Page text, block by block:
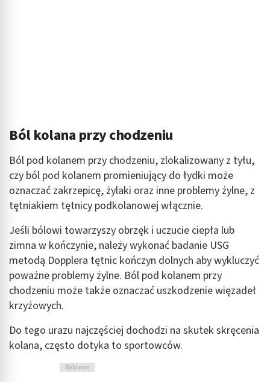
Ból kolana przy chodzeniu
Ból pod kolanem przy chodzeniu, zlokalizowany z tyłu,
czy ból pod kolanem promieniujący do łydki może
oznaczać zakrzepicę, żylaki oraz inne problemy żylne, z
tętniakiem tętnicy podkolanowej włącznie.
Jeśli bólowi towarzyszy obrzęk i uczucie ciepła lub
zimna w kończynie, należy wykonać badanie USG
metodą Dopplera tętnic kończyn dolnych aby wykluczyć
poważne problemy żylne. Ból pod kolanem przy
chodzeniu może także oznaczać uszkodzenie więzadeł
krzyżowych.
Do tego urazu najczęściej dochodzi na skutek skręcenia
kolana, często dotyka to sportowców.
Reklama
Rozwój i ulepszanie usług
Wykorzystywanie ograniczonych danych do
wyboru treści
Funkcje specjalne IAB:
Identyfikowanie urządzeń na podstawie
aktywnie żądanych informacji
Cele przetwarzania inne niż IAB:
Niezbędne
Reklama / śledzenie